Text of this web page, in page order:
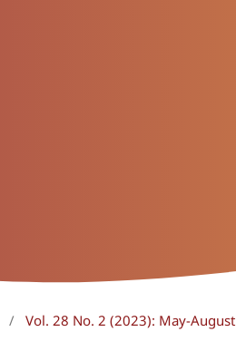
/ Vol. 28 No. 2 (2023): May-August